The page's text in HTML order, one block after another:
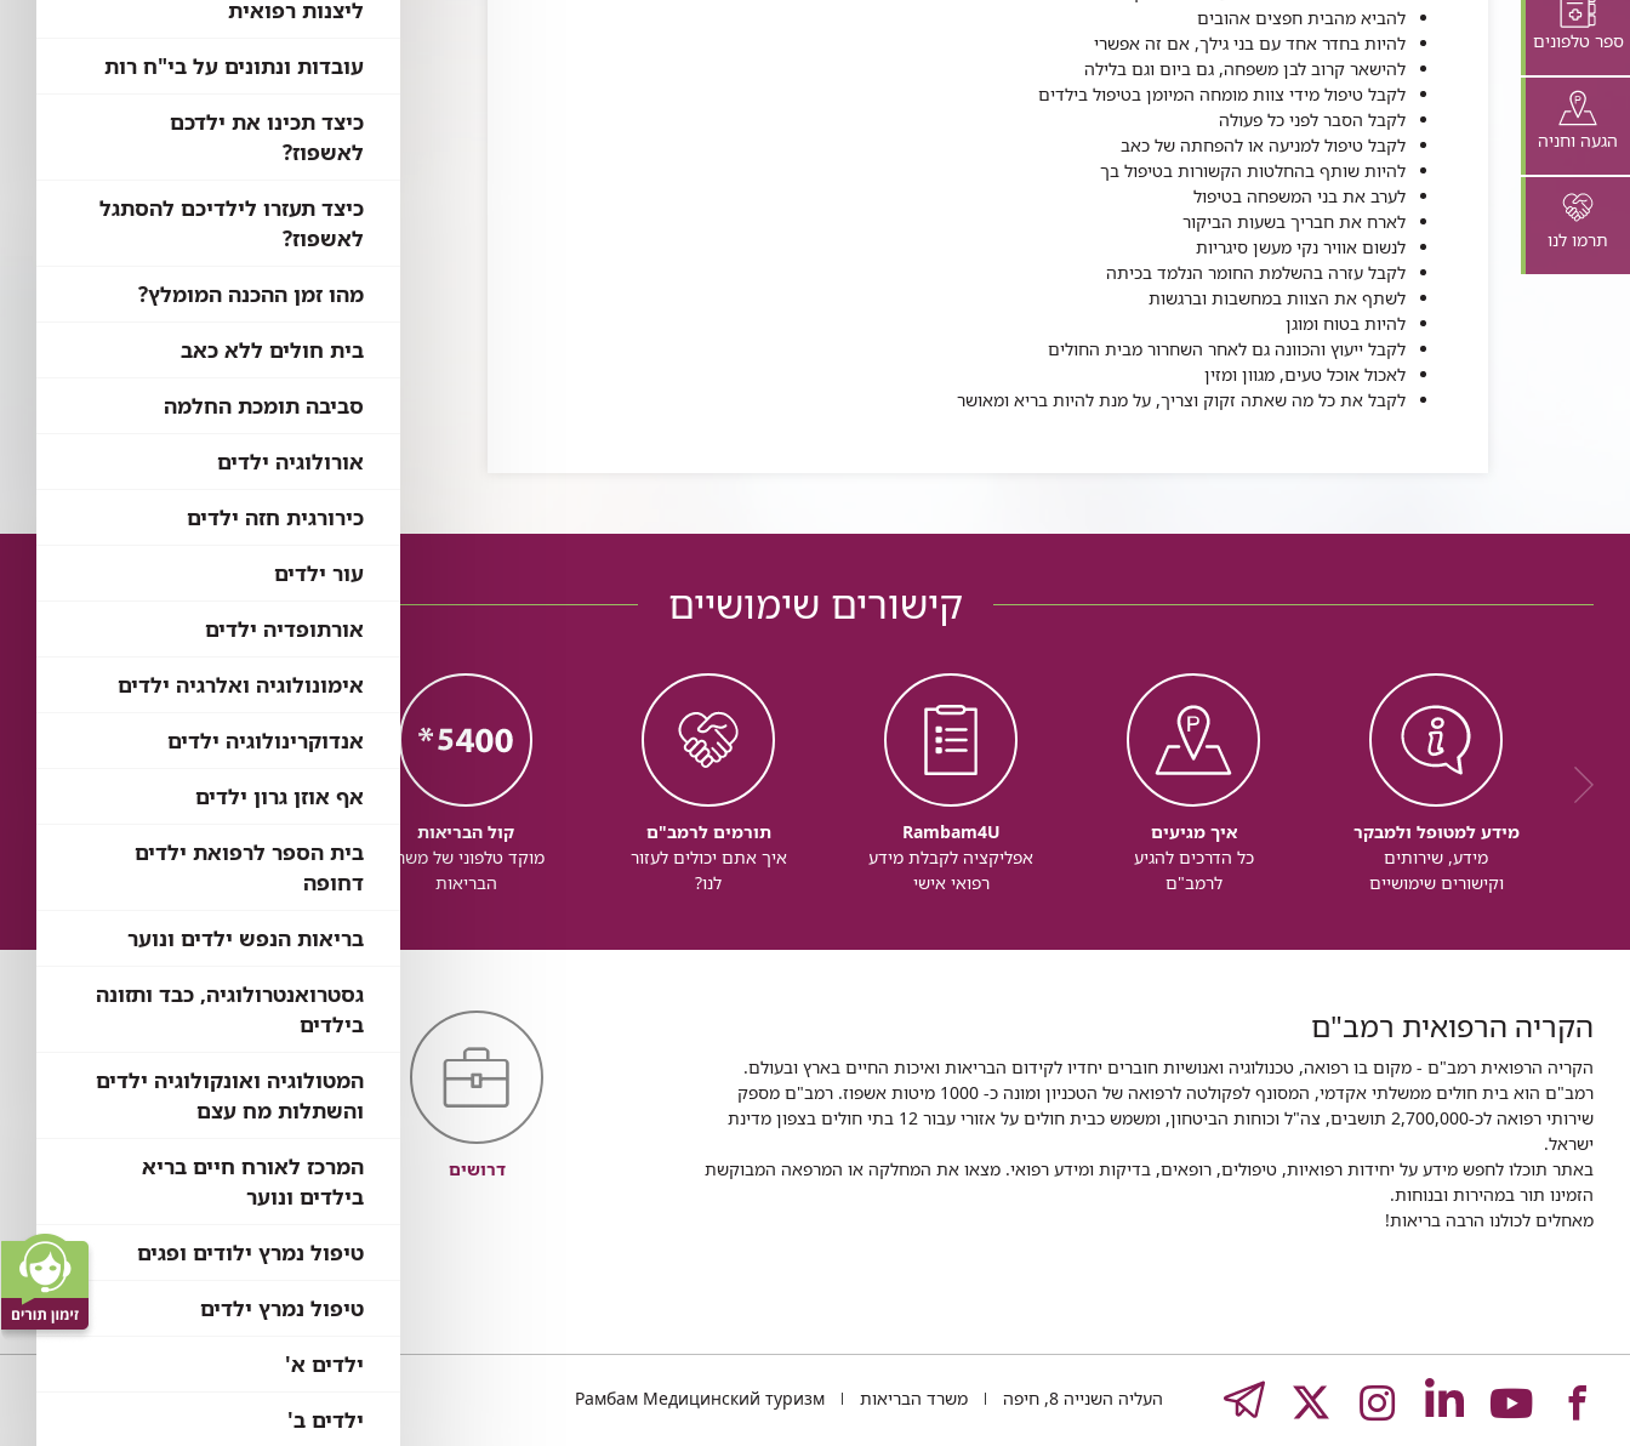
ספר טלפונים
הגעה וחניה
תרמו לנו
ליצנות רפואית
עובדות ונתונים על בי"ח רות
כיצד תכינו את ילדכם
לאשפוז?
כיצד תעזרו לילדיכם להסתגל
לאשפוז?
מהו זמן ההכנה המומלץ?
בית חולים ללא כאב
סביבה תומכת החלמה
אורולוגיה ילדים
כירורגית חזה ילדים
עור ילדים
אורתופדיה ילדים
אימונולוגיה ואלרגיה ילדים
אנדוקרינולוגיה ילדים
אף אוזן גרון ילדים
בית הספר לרפואת ילדים
דחופה
בריאות הנפש ילדים ונוער
גסטרואנטרולוגיה, כבד ותזונה
בילדים
המטולוגיה ואונקולוגיה ילדים
והשתלות מח עצם
המרכז לאורח חיים בריא
בילדים ונוער
טיפול נמרץ ילודים ופגים
טיפול נמרץ ילדים
ילדים א'
ילדים ב'
להביא מהבית חפצים אהובים
להיות בחדר אחד עם בני גילך, אם זה אפשרי
להישאר קרוב לבן משפחה, גם ביום וגם בלילה
לקבל טיפול מידי צוות מומחה המיומן בטיפול בילדים
לקבל הסבר לפני כל פעולה
לקבל טיפול למניעה או להפחתה של כאב
להיות שותף בהחלטות הקשורות בטיפול בך
לערב את בני המשפחה בטיפול
לארח את חבריך בשעות הביקור
לנשום אוויר נקי מעשן סיגריות
לקבל עזרה בהשלמת החומר הנלמד בכיתה
לשתף את הצוות במחשבות וברגשות
להיות בטוח ומוגן
לקבל ייעוץ והכוונה גם לאחר השחרור מבית החולים
לאכול אוכל טעים, מגוון ומזין
לקבל את כל מה שאתה זקוק וצריך, על מנת להיות בריא ומאושר
קישורים שימושיים
מידע למטופל ולמבקר
מידע, שירותים
וקישורים שימושיים
איך מגיעים
כל הדרכים להגיע
לרמב"ם
Rambam4U
אפליקציה לקבלת מידע
רפואי אישי
תורמים לרמב"ם
איך אתם יכולים לעזור
לנו?
קול הבריאות
מוקד טלפוני של משרד
הבריאות
בדיקת זכויות לשירותי
הקריה הרפואית רמב"ם
הקריה הרפואית רמב"ם - מקום בו רפואה, טכנולוגיה ואנושיות חוברים יחדיו לקידום הבריאות ואיכות החיים בארץ ובעולם.
רמב"ם הוא בית חולים ממשלתי אקדמי, המסונף לפקולטה לרפואה של הטכניון ומונה כ- 1000 מיטות אשפוז. רמב"ם מספק
שירותי רפואה לכ-2,700,000 תושבים, צה"ל וכוחות הביטחון, ומשמש כבית חולים על אזורי עבור 12 בתי חולים בצפון מדינת
ישראל.
באתר תוכלו לחפש מידע על יחידות רפואיות, טיפולים, רופאים, בדיקות ומידע רפואי. מצאו את המחלקה או המרפאה המבוקשת
הזמינו תור במהירות ובנוחות.
מאחלים לכולנו הרבה בריאות!
דרושים מכרזים כניסת עובדים
לעמוד
לעמוד
לעמוד
לעמוד
לעמודTELEGRAM
העליה השנייה 8, חיפה משרד הבריאות Рамбам Медицинский туризм